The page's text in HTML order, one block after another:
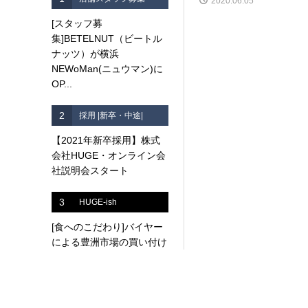
[スタッフ募
集]BETELNUT（ビートル
ナッツ）が横浜
NEWoMan(ニュウマン)に
OP...
2 採用 |新卒・中途|
【2021年新卒採用】株式
会社HUGE・オンライン会
社説明会スタート
3 HUGE-ish
[食へのこだわり]バイヤー
による豊洲市場の買い付け